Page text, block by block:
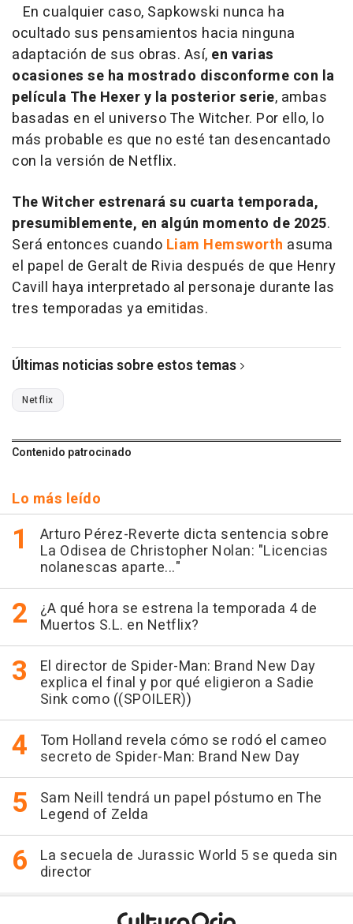
En cualquier caso, Sapkowski nunca ha
ocultado sus pensamientos hacia ninguna
adaptación de sus obras. Así, en varias
ocasiones se ha mostrado disconforme con la
película The Hexer y la posterior serie, ambas
basadas en el universo The Witcher. Por ello, lo
más probable es que no esté tan desencantado
con la versión de Netflix.
The Witcher estrenará su cuarta temporada,
presumiblemente, en algún momento de 2025.
Será entonces cuando Liam Hemsworth asuma
el papel de Geralt de Rivia después de que Henry
Cavill haya interpretado al personaje durante las
tres temporadas ya emitidas.
Últimas noticias sobre estos temas
Netflix
Contenido patrocinado
Lo más leído
Arturo Pérez-Reverte dicta sentencia sobre
La Odisea de Christopher Nolan: "Licencias
nolanescas aparte..."
¿A qué hora se estrena la temporada 4 de
Muertos S.L. en Netflix?
El director de Spider-Man: Brand New Day
explica el final y por qué eligieron a Sadie
Sink como ((SPOILER))
Tom Holland revela cómo se rodó el cameo
secreto de Spider-Man: Brand New Day
Sam Neill tendrá un papel póstumo en The
Legend of Zelda
La secuela de Jurassic World 5 se queda sin
director